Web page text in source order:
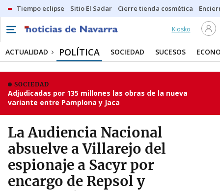
Tiempo eclipse Sitio El Sadar Cierre tienda cosmética
Kiosko
ACTUALIDAD POLÍTICA SOCIEDAD SUCESOS
SOCIEDAD
Adjudicadas por 135 millones las obras de la nueva
variante entre Pamplona y Jaca
La Audiencia Nacional
absuelve a Villarejo del
espionaje a Sacyr por
encargo de Repsol y